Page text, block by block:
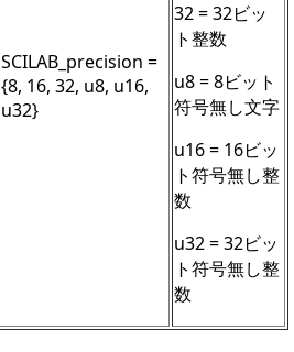
SCILAB_precision =
{8, 16, 32, u8, u16,
u32}
32 = 32ビッ
ト整数
u8 = 8ビット
符号無し文字
u16 = 16ビッ
ト符号無し整
数
u32 = 32ビッ
ト符号無し整
数